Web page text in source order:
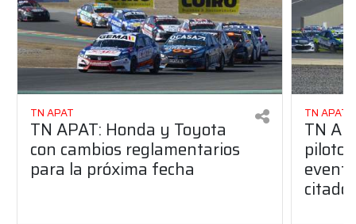
TN APAT
TN APAT: Honda y Toyota
con cambios reglamentarios
para la próxima fecha
TN APAT
TN
piloto
citado